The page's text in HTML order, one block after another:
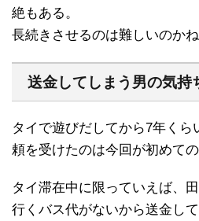
絶もある。
長続きさせるのは難しいのかね
送金してしまう男の気持
タイで遊びだしてから7年くら
頼を受けたのは今回が初めての
タイ滞在中に限っていえば、
行くバス代がないから送金し